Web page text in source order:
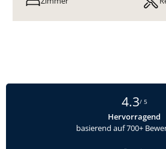
4.3/ 5
Hervorragend
basierend auf 700+